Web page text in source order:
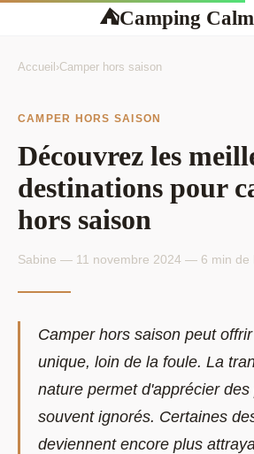
⛺Camping
Accueil ›Camper hors saison
CAMPER HORS SAISON
Découvrez les
destinations pour
hors saison
Sabine — 11 novembre 2024 — 6 min de
Camper hors saison peut
unique, loin de la foule. La
nature permet d'apprécier
souvent ignorés. Certaines
deviennent encore plus